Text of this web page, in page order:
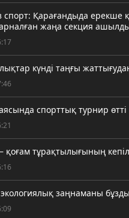
Қарағандыда ерекше
жаңа секция
күнді таңғы
спорттық турнир өтті
қоғам тұрақтылығының
заңнаманы бұзды